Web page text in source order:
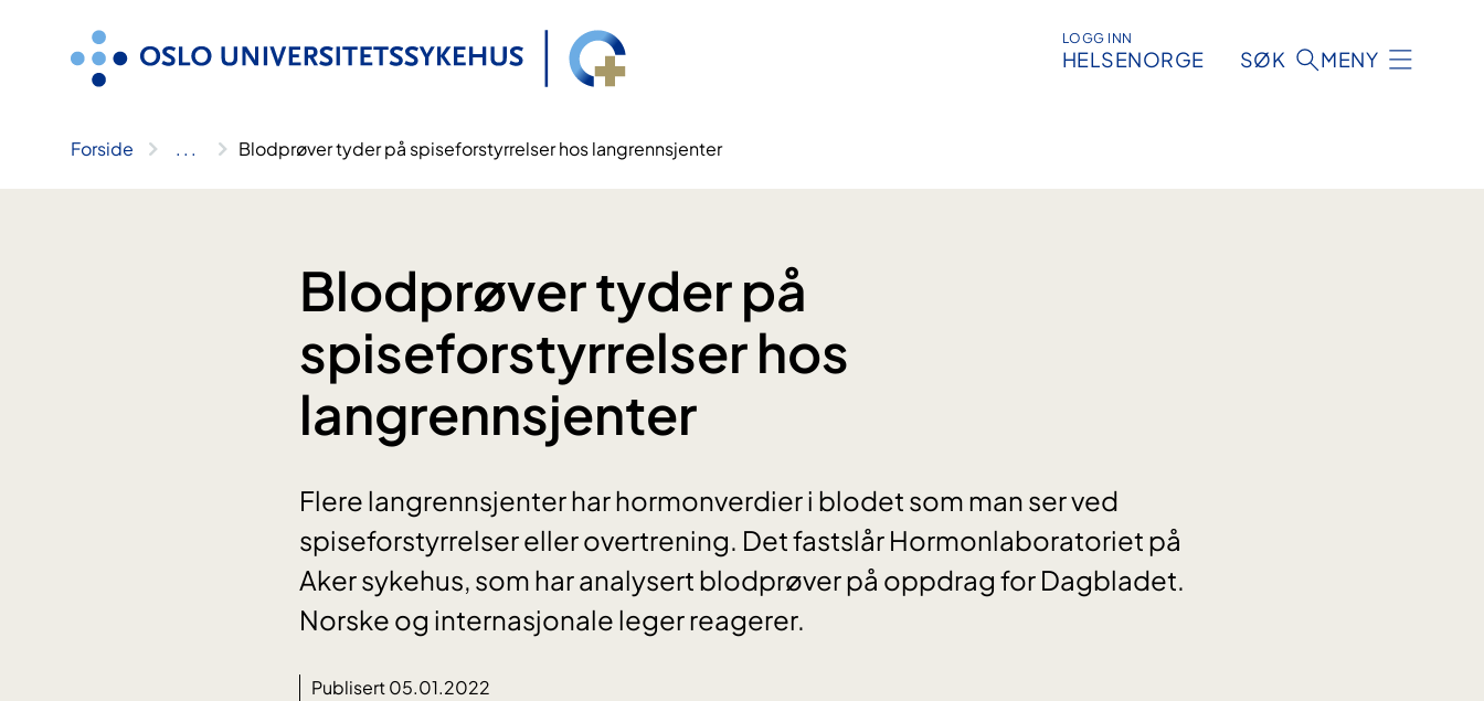
LOGG INN
HELSENORGE SØK MENY
Forside .. . Blodprøver tyder på spiseforstyrrelser hos langrennsjenter
Blodprøver tyder på
spiseforstyrrelser hos
langrennsjenter
Flere langrennsjenter har hormonverdier i blodet som man ser ved
spiseforstyrrelser eller overtrening. Det fastslår Hormonlaboratoriet på
Aker sykehus, som har analysert blodprøver på oppdrag for Dagbladet.
Norske og internasjonale leger reagerer.
Publisert 05.01.2022